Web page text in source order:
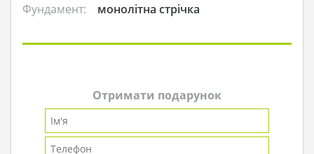
Фундамент:
монолітна стрічка
Отримати подарунок